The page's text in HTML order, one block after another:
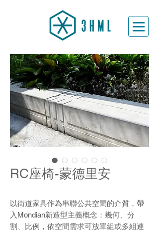
RC座椅-蒙德里安
以街道家具作為串聯公共空間的介質，帶
入Mondian新造型主義概念：幾何、分
割、比例，依空間需求可放單組或多組連